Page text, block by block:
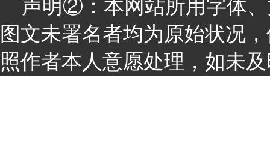
声明②：本网站所用字体、
图文未署名者均为原始状况
照作者本人意愿处理，如未